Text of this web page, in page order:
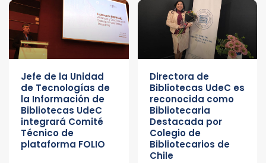
Jefe de la Unidad
de Tecnologías de
la Información de
Bibliotecas UdeC
integrará Comité
Técnico de
plataforma FOLIO
Directora de
Bibliotecas UdeC es
reconocida como
Bibliotecaria
Destacada por
Colegio de
Bibliotecarios de
Chile